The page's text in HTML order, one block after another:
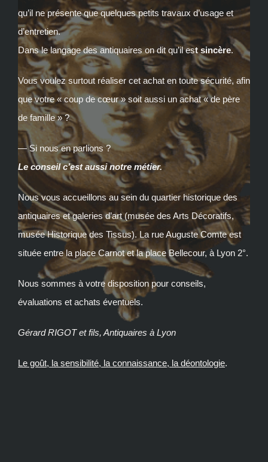
qu’il ne présente que quelques petits travaux d’usage et
d’entretien.
Dans le langage des antiquaires on dit qu’il est sincère.
Vous voulez surtout réaliser cet achat en toute sécurité, afin
que votre « coup de cœur » soit aussi un achat « de père
de famille » ?
— Si nous en parlions ?
Le conseil c’est aussi notre métier.
Nous vous accueillons au sein du quartier historique des
antiquaires et galeries d’art (musée des Arts Décoratifs,
musée Historique des Tissus). La rue Auguste Comte est
située entre la place Carnot et la place Bellecour, à Lyon 2°.
Nous sommes à votre disposition pour conseils,
évaluations et achats éventuels.
Gérard RIGOT et fils, Antiquaires à Lyon
Le goût, la sensibilité, la connaissance, la déontologie.